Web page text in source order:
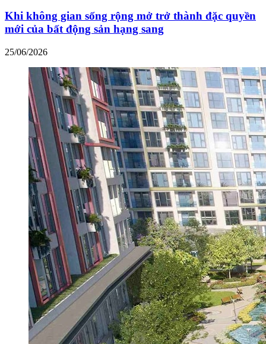
Khi không gian sống rộng mở trở thành đặc quyền
mới của bất động sản hạng sang
25/06/2026